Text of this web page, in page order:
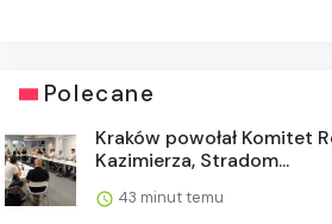
Polecane
Kraków powołał Komitet
Kazimierza, Stradom...
43 minut temu